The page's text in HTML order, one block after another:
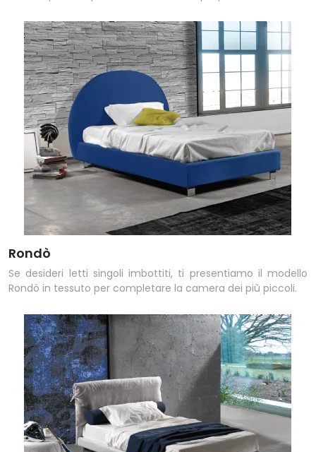
Rondò
Se desideri letti singoli imbottiti, ti presentiamo il modello
Rondò in tessuto per completare la camera dei più piccoli.